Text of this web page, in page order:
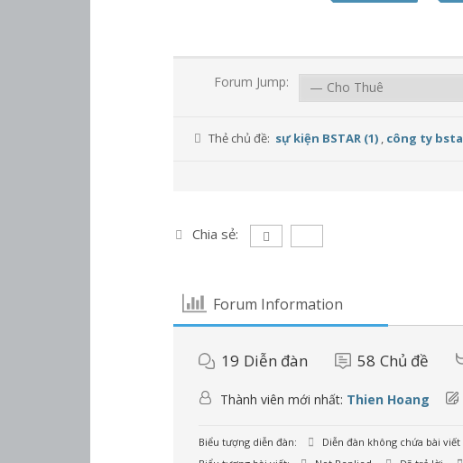
Forum Jump:
Thẻ chủ đề: sự kiện BSTAR (1) , công ty
Chia sẻ:
Forum Information
19 Diễn đàn 58 Chủ đề
Thành viên mới nhất: Thien Hoang
Biểu tượng diễn đàn: Diễn đàn không chứa bài